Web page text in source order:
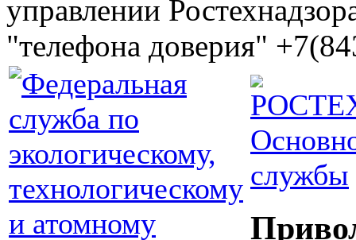
управлении
"телефона доверия"
службы